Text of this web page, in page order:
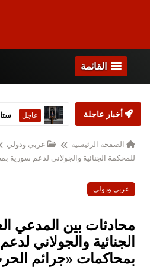
القائمة
أخبار عاجلة عاجل
الصفحة الرئيسية عربي ودولي
للمحكمة الجنائية والجولاني لدعم سورية
عربي ودولي
محادثات بين المدعي
الجنائية والجولاني
بمحاكمات «جرائم